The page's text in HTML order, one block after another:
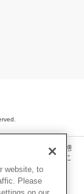
音声等を、手段や形態
ファイル化などするこ
あります。
website, to
Please